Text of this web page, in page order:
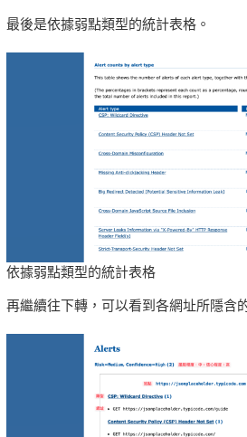
最後是依據弱點類型的統計表格。
依據弱點類型的統計表格
再繼續往下轉，可以看到各網址所隱含